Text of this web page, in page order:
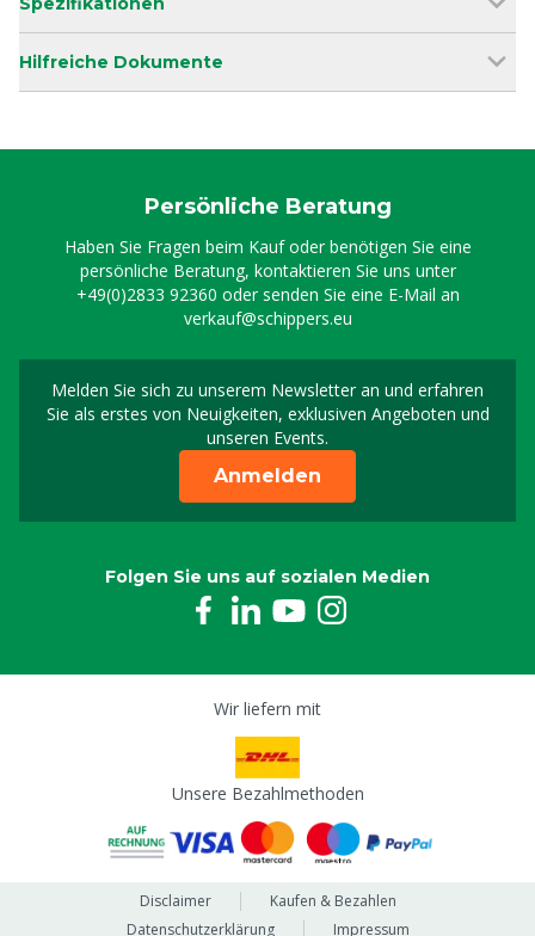
Hilfreiche Dokumente
Persönliche Beratung
Haben Sie Fragen beim Kauf oder benötigen Sie eine
persönliche Beratung, kontaktieren Sie uns unter
+49(0)2833 92360 oder senden Sie eine E-Mail an
verkauf@schippers.eu
Melden Sie sich zu unserem Newsletter an und erfahren
Sie als erstes von Neuigkeiten, exklusiven Angeboten und
unseren Events.
Melden Sie sich für
Anmelden
Folgen Sie uns auf sozialen Medien
Wir liefern mit
Unsere Bezahlmethoden
Disclaimer
Kaufen & Bezahlen
Datenschutzerklärung
Impressum